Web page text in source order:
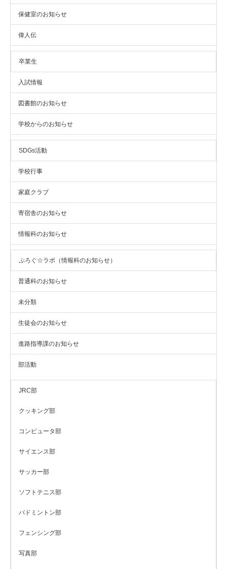
保健室のお知らせ
偉人伝
卒業生
入試情報
図書館のお知らせ
学校からのお知らせ
SDGs活動
学校行事
家庭クラブ
寄宿舎のお知らせ
情報科のお知らせ
ぷろぐ☆ラボ（情報科のお知らせ）
普通科のお知らせ
未分類
生徒会のお知らせ
進路指導課のお知らせ
部活動
JRC部
クッキング部
コンピュータ部
サイエンス部
サッカー部
ソフトテニス部
バドミントン部
フェンシング部
写真部